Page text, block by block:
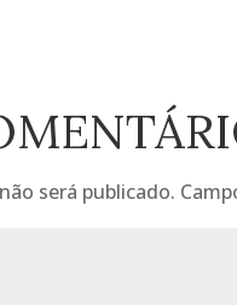
será publicado.